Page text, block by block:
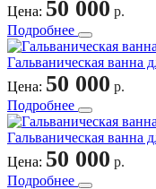
Цена: 50 000 р.
Подробнее
Гальваническая ванна
Цена: 50 000 р.
Подробнее
Гальваническая ванна
Цена: 50 000 р.
Подробнее